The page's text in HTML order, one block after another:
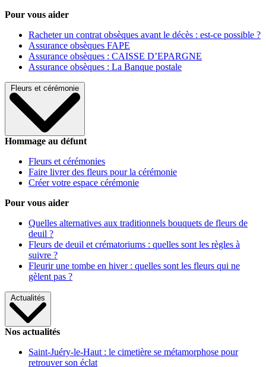
Pour vous aider
Racheter un contrat obsèques avant le décès : est-ce possible ?
Assurance obsèques FAPE
Assurance obsèques : CAISSE D’EPARGNE
Assurance obsèques : La Banque postale
Fleurs et cérémonie
Hommage au défunt
Fleurs et cérémonies
Faire livrer des fleurs pour la cérémonie
Créer votre espace cérémonie
Pour vous aider
Quelles alternatives aux traditionnels bouquets de fleurs de
deuil ?
Fleurs de deuil et crématoriums : quelles sont les règles à
suivre ?
Fleurir une tombe en hiver : quelles sont les fleurs qui ne
gèlent pas ?
Actualités
Nos actualités
Saint-Juéry-le-Haut : le cimetière se métamorphose pour
retrouver son éclat